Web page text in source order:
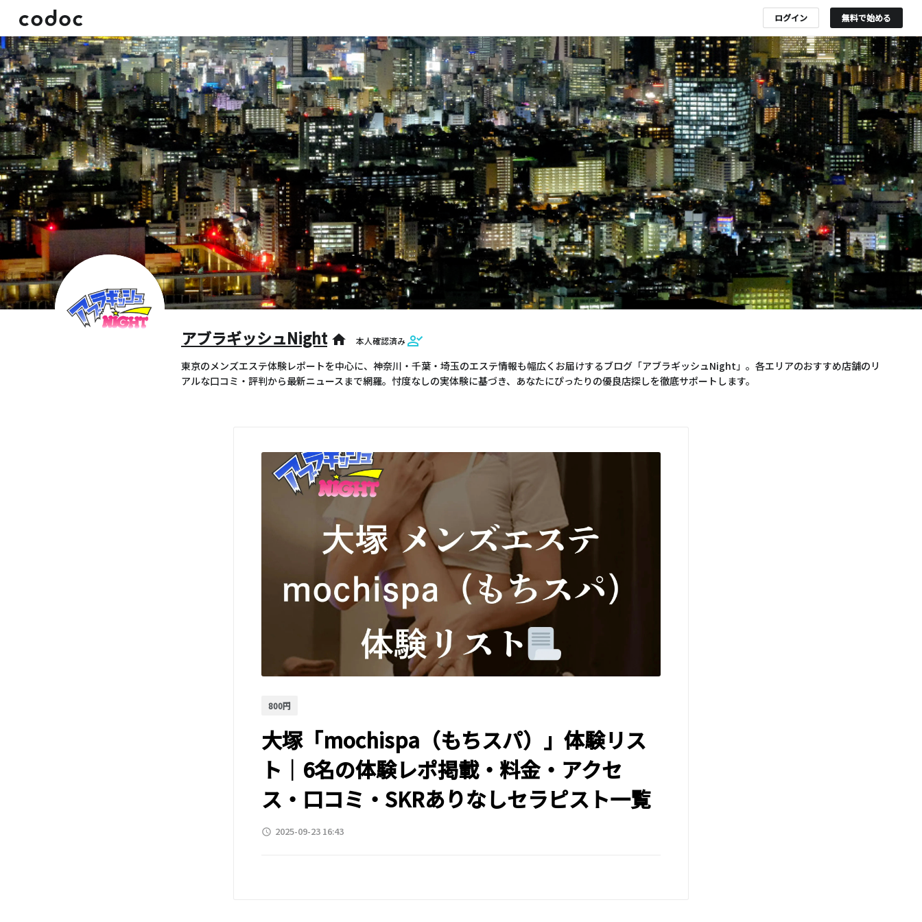
ログイン 無料で始める
アブラギッシュNight home 本人確認済み
東京のメンズエステ体験レポートを中心に、神奈川・千葉・埼玉のエステ情報も幅広くお届けするブログ「アブラギッシュNight」。各エリアのおすすめ店舗のリ
アルな口コミ・評判から最新ニュースまで網羅。忖度なしの実体験に基づき、あなたにぴったりの優良店探しを徹底サポートします。
800円
大塚「mochispa（もちスパ）」体験リス
ト｜6名の体験レポ掲載・料金・アクセ
ス・口コミ・SKRありなしセラピスト一覧
access_time 2025-09-23 16:43